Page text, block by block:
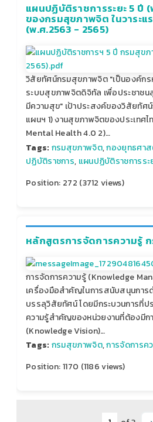
แผนปฏิบัติราชการระยะ 5 ปี
ของกรมสุขภาพจิต ในวาระแ
(พ.ศ.2563 - 2565)
วิสัยทัศน์กรมสุขภาพจิต "เป็นองค์ก
ระบบสุขภาพจิตดิจิทัล เพื่อประชาชน
มีความสุข" เป้าประสงค์ของวิสัยทัศ
แผนฯ 1) งานสุขภาพจิตของประเทศไ
Mental Health 4.0 2)…
Tags: กรมสุขภาพจิต,กองยุทธศา
ปฏิบัติราชการ, แผนปฏิบัติราชการระ
Position: 272 (3712 views)
หลักสูตรการจัดการความรู้
การจัดการความรู้ (Knowledge
เครื่องมือสำคัญในการสนับสนุนการ
บรรลุวิสัยทัศน์ โดยมีกระบวนการที่ป
ความรู้สำคัญของหน่วยงานที่ต้องมีก
(Knowledge Vision)…
Tags: กรมสุขภาพจิต,การจัดการค
Position:1170 (1186views)